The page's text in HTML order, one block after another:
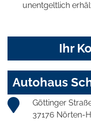
unentgeltlich
Ihr
Autohaus
Göttinger
37176 Nörten-